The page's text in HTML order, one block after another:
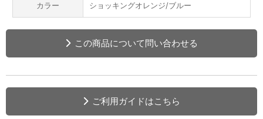
カラー ショッキングオレンジ/ブルー
この商品について問い合わせる
ご利用ガイドはこちら